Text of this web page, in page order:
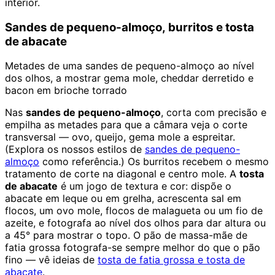
interior.
Sandes de pequeno-almoço, burritos e tosta
de abacate
Metades de uma sandes de pequeno-almoço ao nível
dos olhos, a mostrar gema mole, cheddar derretido e
bacon em brioche torrado
Nas sandes de pequeno-almoço, corta com precisão e
empilha as metades para que a câmara veja o corte
transversal — ovo, queijo, gema mole a espreitar.
(Explora os nossos estilos de sandes de pequeno-
almoço como referência.) Os burritos recebem o mesmo
tratamento de corte na diagonal e centro mole. A tosta
de abacate é um jogo de textura e cor: dispõe o
abacate em leque ou em grelha, acrescenta sal em
flocos, um ovo mole, flocos de malagueta ou um fio de
azeite, e fotografa ao nível dos olhos para dar altura ou
a 45° para mostrar o topo. O pão de massa-mãe de
fatia grossa fotografa-se sempre melhor do que o pão
fino — vê ideias de tosta de fatia grossa e tosta de
abacate.